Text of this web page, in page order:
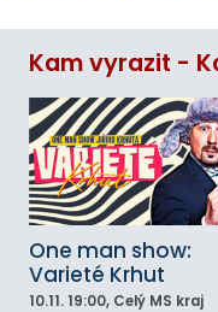
Kam vyrazit -
One man show:
Varieté Krhut
10.11. 19:00, Celý MS kraj